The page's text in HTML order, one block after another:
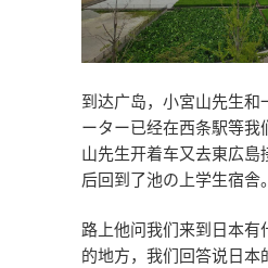
到达广岛，小宮山先生和
ーター已经在西条駅等我
山先生开着车又去東広島
后回到了池の上学生宿舎。
路上他问我们来到日本有
的地方，我们回答说日本